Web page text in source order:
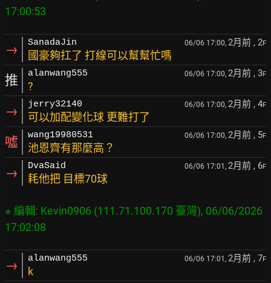
→ SanadaJin 06/06 17:00, 2月前 , 2F
國豪夠扛了 打線可以幫幫忙嗎
推 alanwang555 06/06 17:00, 2月前 , 3F
?
→ jerry32140 06/06 17:00, 2月前 , 4F
可以加配變化球 更難打了
噓 wang19980531 06/06 17:00, 2月前 , 5F
池恩齊有那麼高？
→ DvaSaid 06/06 17:01, 2月前 , 6F
耗他把 目標70球
※ 編輯: Kevin0906 (111.71.100.170 臺灣), 06/06/2026
→ alanwang555 06/06 17:01, 2月前 , 7F
k